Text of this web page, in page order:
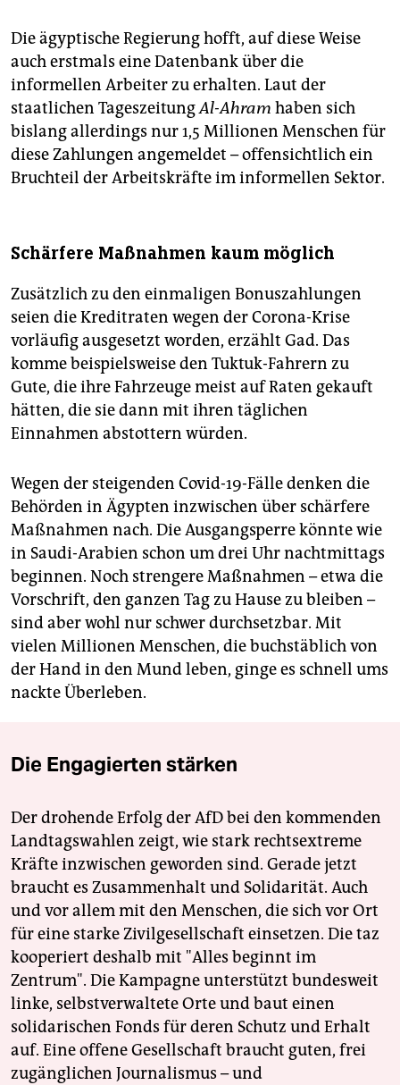
Die ägyptische Regierung hofft, auf diese Weise
auch erstmals eine Datenbank über die
informellen Arbeiter zu erhalten. Laut der
staatlichen TageszeitungAl-Ahram haben sich
bislang allerdings nur 1,5 Millionen Menschen für
diese Zahlungen angemeldet – offensichtlich ein
Bruchteil der Arbeitskräfte im informellen Sektor.
Schärfere Maßnahmen kaum möglich
Zusätzlich zu den einmaligen Bonuszahlungen
seien die Kreditraten wegen der Corona-Krise
vorläufig ausgesetzt worden, erzählt Gad. Das
komme beispielsweise den Tuktuk-Fahrern zu
Gute, die ihre Fahrzeuge meist auf Raten gekauft
hätten, die sie dann mit ihren täglichen
Einnahmen abstottern würden.
Wegen der steigenden Covid-19-Fälle denken die
Behörden in Ägypten inzwischen über schärfere
Maßnahmen nach. Die Ausgangsperre könnte wie
in Saudi-Arabien schon um drei Uhr nachtmittags
beginnen. Noch strengere Maßnahmen – etwa die
Vorschrift, den ganzen Tag zu Hause zu bleiben –
sind aber wohl nur schwer durchsetzbar. Mit
vielen Millionen Menschen, die buchstäblich von
der Hand in den Mund leben, ginge es schnell ums
nackte Überleben.
Die Engagierten stärken
Der drohende Erfolg der AfD bei den kommenden
Landtagswahlen zeigt, wie stark rechtsextreme
Kräfte inzwischen geworden sind. Gerade jetzt
braucht es Zusammenhalt und Solidarität. Auch
und vor allem mit den Menschen, die sich vor Ort
für eine starke Zivilgesellschaft einsetzen. Die taz
kooperiert deshalb mit "Alles beginnt im
Zentrum". Die Kampagne unterstützt bundesweit
linke, selbstverwaltete Orte und baut einen
solidarischen Fonds für deren Schutz und Erhalt
auf. Eine offene Gesellschaft braucht guten, frei
zugänglichen Journalismus – und